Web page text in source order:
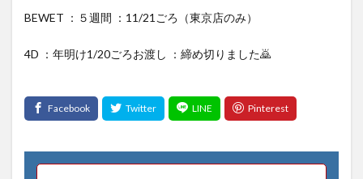
BEWET ：５週間 ：11/21ごろ（東京店のみ）
4D ：年明け1/20ごろお渡し ：締め切りました🙇